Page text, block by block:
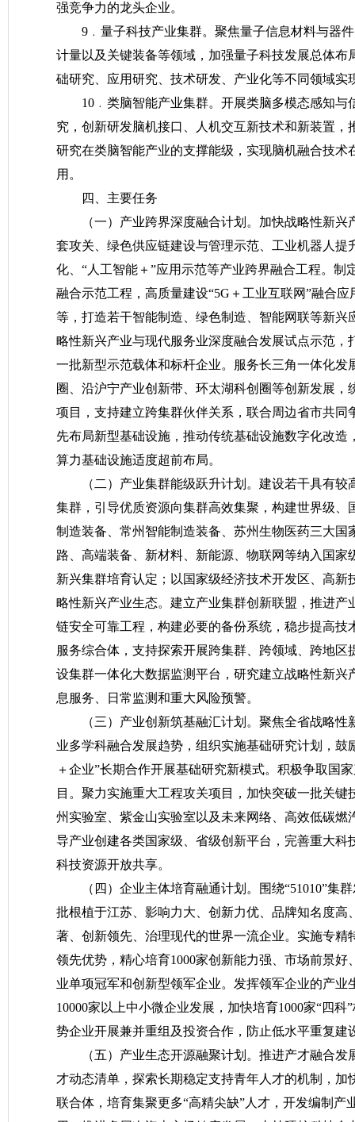
强竞争力的龙头企业。
9﹒量子科技产业集群。聚焦量子信息材料与器
计量以及关键装备等领域，加强量子科技发展总体
础研究、应用研究、技术研发、产业化等不同领域实
10﹒类脑智能产业集群。开展类脑多模态感知
究，创新研发脑机接口、人机交互新技术和新装置
研究在类脑智能产业的支撑能级，实现脑机融合技
用。
四、主要任务
（一）产业跨界深度融合计划。 加快战略性新兴
套攻关、绿色供应链建设与管理示范、工业机器人
化、“人工智能＋”应用示范等产业跨界融合工程。
融合示范工程，高质量建设“5G＋工业互联网”融合
等，打造若干智能制造、绿色制造、智能网联等新
略性新兴产业与现代服务业深度融合发展试点示范
一批新型示范载体和标杆企业。服务长三角一体化发
圈、沿沪宁产业创新带、环太湖科创圈等创新发展
项目，支持建立跨集群伙伴关系，联合周边省市共
先布局新型基础设施，推动传统基础设施数字化改
算力基础设施适度超前布局。
（二）产业集群能级跃升计划。 建设若干具有较
集群，引导优质资源向集群高效集聚，构建世界级
制造装备、常州智能制造装备、苏州生物医药三大
路、高端装备、新材料、新能源、物联网等纳入国
新兴集群培育认定；以国家级经济技术开发区、高
略性新兴产业生态。建立产业集群创新联盟，推进
链安全可靠工程，构建必要的备份系统，稳步提高
服务综合体，支持探索开展跨集群、跨领域、跨地
设集群一体化大数据监测平台，研究建立战略性新
息服务、日常监测和重大风险预警。
（三）产业创新筑基融汇计划。 聚焦全省战略性
业多学科融合发展趋势，组织实施基础研究计划，
＋企业”长期合作开展基础研究新模式。积极争取国
目。聚力实施重大工程攻关项目，加快突破一批关
州实验室、紫金山实验室以及未来网络、高效低碳
导产业创建各类国家级、省级创新平台，完善重大
科技资源开放共享。
（四）企业主体培育融通计划。
围绕“51010”集
批根植于江苏、影响力大、创新力优、品牌知名度
著、创新领先、治理现代的世界一流企业。实施专
领先优势，精心培育1000家创新能力强、市场前景
业单项冠军和创新型领军企业。发挥领军企业的产
10000家以上中小微企业发展，加快培育1000家“四
势企业开展兼并重组及投资合作，防止低水平重复建
（五）产业生态开源融聚计划。 推进产才融合发
才动态清单，探索长期稳定支持青年人才的机制，
联合体，培育集聚更多“高精尖缺”人才，开发编制